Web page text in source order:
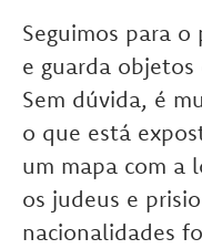
Seguimos para
e guarda
Sem dúvida, é
o que está
um mapa com a
os judeus e
nacionalidades